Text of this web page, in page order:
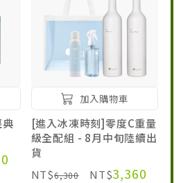
加入購物車
[進入冰凍時刻]零度C重量
級全配組 - 8月中旬陸續出
貨
NT$6,300 NT$3,360